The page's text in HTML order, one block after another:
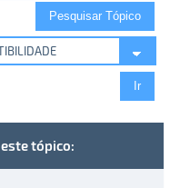
tópico: